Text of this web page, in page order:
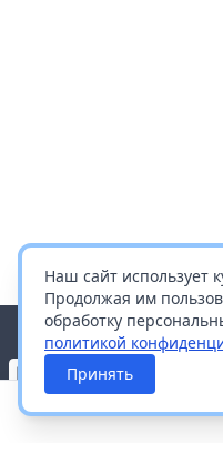
Наш сайт использует
Продолжая им
обработку
политикой
Принять